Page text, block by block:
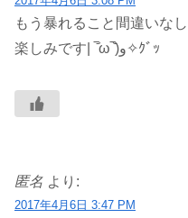
もう暴れること間違いな
楽しみです| ‾᷄ω‾᷅)و✧ｸﾞｯ
匿名 より:
2017年4月6日 3:47 PM